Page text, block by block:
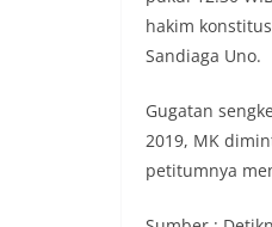
hakim
Sandiaga Uno.
Gugatan
2019, MK
petitumnya